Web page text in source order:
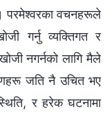
। परमेश्‍वरका वचनहरूले
गर्नु व्यक्तिगत र
नगर्नको लागि मैले
जति नै उचित भए
र हरेक घटनामा